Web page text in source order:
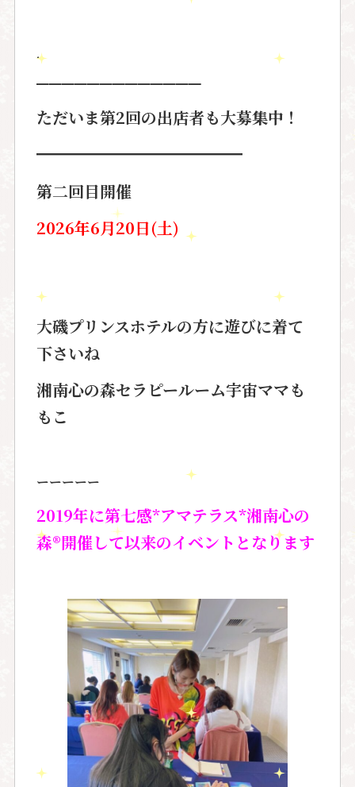
.
━━━━━━━━━━━━━
ただいま第2回の出店者も大募集中！
━━━━━━━━━━━━━
第二回目開催
2026年6月20日(土)
大磯プリンスホテルの方に遊びに着て
下さいね
湘南心の森セラピールーム宇宙ママも
もこ
ーーーーー
2019年に第七感*アマテラス*湘南心の
森®️開催して以来のイベントとなります